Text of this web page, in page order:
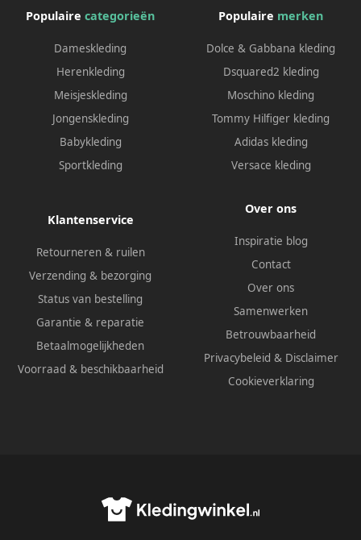
Populaire categorieën
Dameskleding
Herenkleding
Meisjeskleding
Jongenskleding
Babykleding
Sportkleding
Populaire merken
Dolce & Gabbana kleding
Dsquared2 kleding
Moschino kleding
Tommy Hilfiger kleding
Adidas kleding
Versace kleding
Klantenservice
Retourneren & ruilen
Verzending & bezorging
Status van bestelling
Garantie & reparatie
Betaalmogelijkheden
Voorraad & beschikbaarheid
Over ons
Inspiratie blog
Contact
Over ons
Samenwerken
Betrouwbaarheid
Privacybeleid & Disclaimer
Cookieverklaring